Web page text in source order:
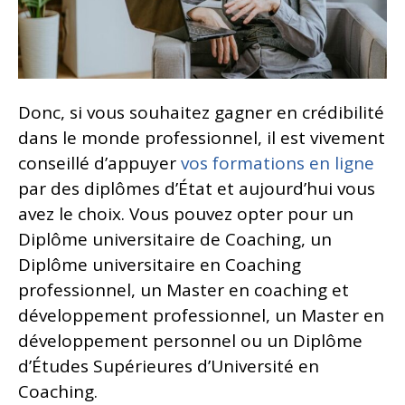
Donc, si vous souhaitez gagner en crédibilité
dans le monde professionnel, il est vivement
conseillé d’appuyervos formations en ligne
par des diplômes d’État et aujourd’hui vous
avez le choix. Vous pouvez opter pour un
Diplôme universitaire de Coaching, un
Diplôme universitaire en Coaching
professionnel, un Master en coaching et
développement professionnel, un Master en
développement personnel ou un Diplôme
d’Études Supérieures d’Université en
Coaching.